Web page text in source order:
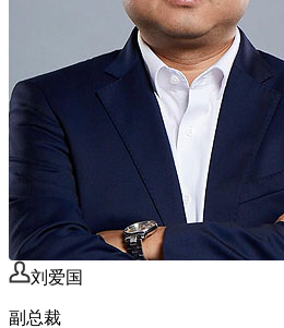
刘爱国
副总裁